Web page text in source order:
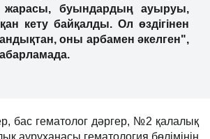
буындардың ауыруы,
кету байқалды. Ол өздігінен
оны арбамен әкелген",
бас гематолог дәргер, №2 қалалық
ауруханасы гематология бөлімінің